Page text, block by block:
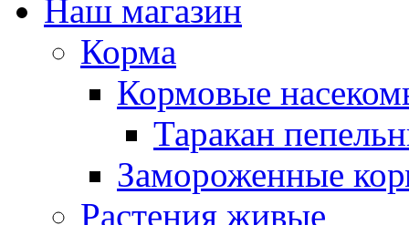
Наш магазин
Корма
Кормовые
Таракан
Замороженные
Растения живые